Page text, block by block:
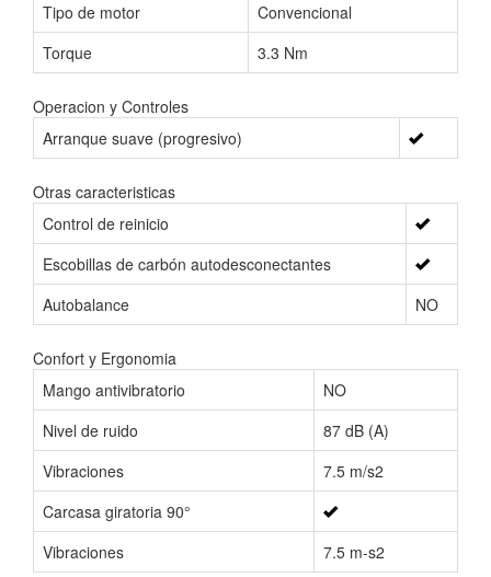
Tipo de motor
Convencional
Torque
3.3 Nm
Operacion y Controles
Arranque suave (progresivo)
Otras caracteristicas
Control de reinicio
Escobillas de carbón autodesconectantes
Autobalance
NO
Confort y Ergonomia
Mango antivibratorio
NO
Nivel de ruido
87 dB (A)
Vibraciones
7.5 m/s2
Carcasa giratoria 90°
Vibraciones
7.5 m-s2